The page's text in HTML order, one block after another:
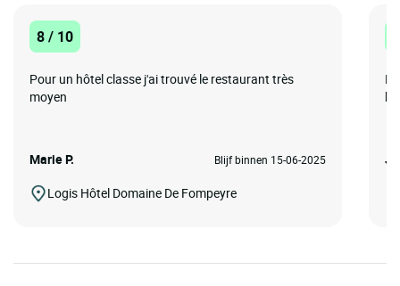
8 / 10
Pour un hôtel classe j'ai trouvé le restaurant très
moyen
Marie P. Blijf binnen 15-06-2025
Logis Hôtel Domaine De Fompeyre